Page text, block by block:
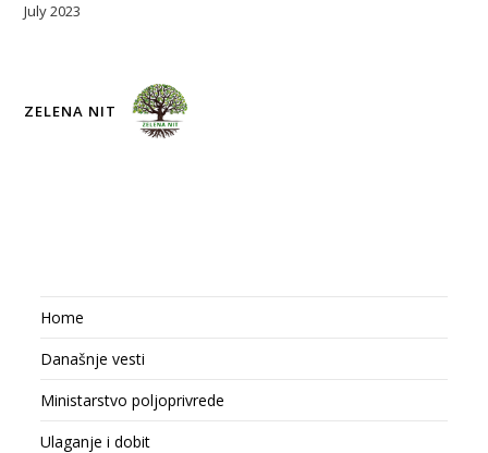
July 2023
ZELENA NIT
Home
Današnje vesti
Ministarstvo poljoprivrede
Ulaganje i dobit